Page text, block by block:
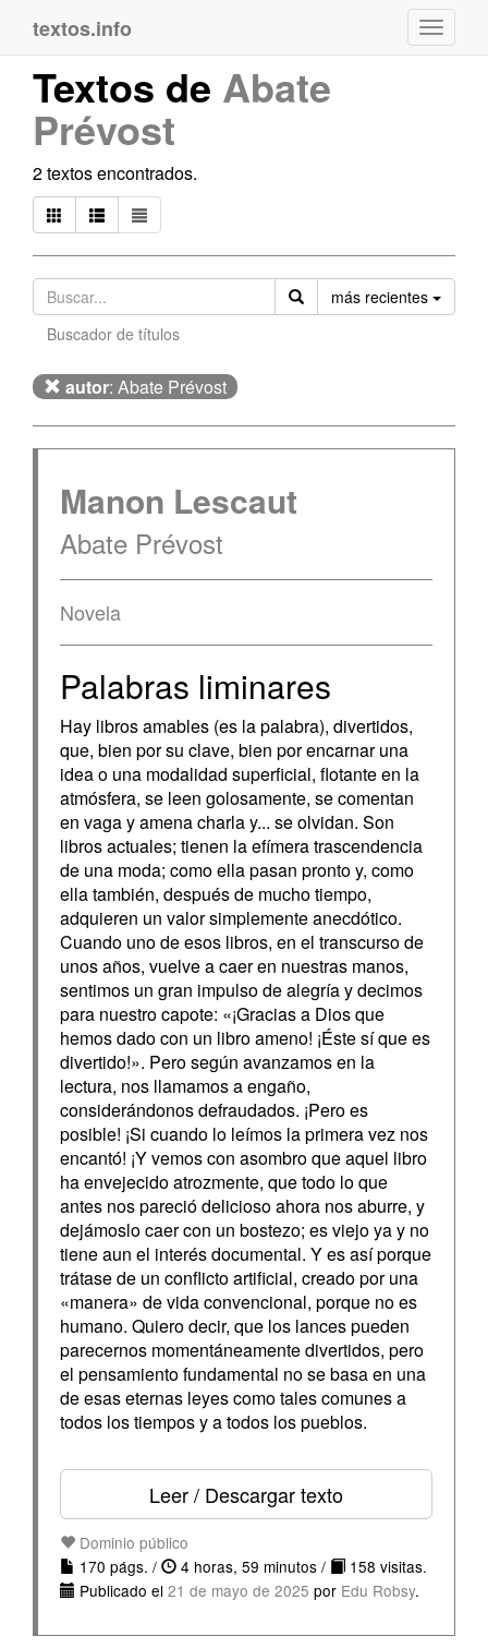
textos.info
Textos de Abate
Prévost
2 textos encontrados.
más recientes
Buscador de títulos
autor: Abate Prévost
Manon Lescaut
Abate Prévost
Novela
Palabras liminares
Hay libros amables (es la palabra), divertidos,
que, bien por su clave, bien por encarnar una
idea o una modalidad superficial, flotante en la
atmósfera, se leen golosamente, se comentan
en vaga y amena charla y... se olvidan. Son
libros actuales; tienen la efímera trascendencia
de una moda; como ella pasan pronto y, como
ella también, después de mucho tiempo,
adquieren un valor simplemente anecdótico.
Cuando uno de esos libros, en el transcurso de
unos años, vuelve a caer en nuestras manos,
sentimos un gran impulso de alegría y decimos
para nuestro capote: «¡Gracias a Dios que
hemos dado con un libro ameno! ¡Éste sí que es
divertido!». Pero según avanzamos en la
lectura, nos llamamos a engaño,
considerándonos defraudados. ¡Pero es
posible! ¡Si cuando lo leímos la primera vez nos
encantó! ¡Y vemos con asombro que aquel libro
ha envejecido atrozmente, que todo lo que
antes nos pareció delicioso ahora nos aburre, y
dejámoslo caer con un bostezo; es viejo ya y no
tiene aun el interés documental. Y es así porque
trátase de un conflicto artificial, creado por una
«manera» de vida convencional, porque no es
humano. Quiero decir, que los lances pueden
parecernos momentáneamente divertidos, pero
el pensamiento fundamental no se basa en una
de esas eternas leyes como tales comunes a
todos los tiempos y a todos los pueblos.
Leer / Descargar texto
Dominio público
170 págs. /
4 horas, 59 minutos /
158 visitas.
Publicado el 21 de mayo de 2025 por Edu Robsy.